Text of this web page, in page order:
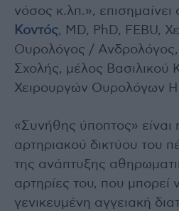
νόσος κ.λπ.», επισημαίνει
Κοντός, MD, PhD, FEBU,
Ουρολόγος / Ανδρολόγος,
Σχολής, μέλος Βασιλικού
Χειρουργών Ουρολόγων
«Συνήθης ύποπτος» είναι
αρτηριακού δικτύου του
της ανάπτυξης
αρτηρίες του, που μπορεί
γενικευμένη αγγειακή